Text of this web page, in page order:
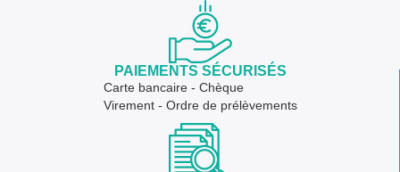
PAIEMENTS SÉCURISÉS
Carte bancaire - Chèque
Virement - Ordre de prélèvements